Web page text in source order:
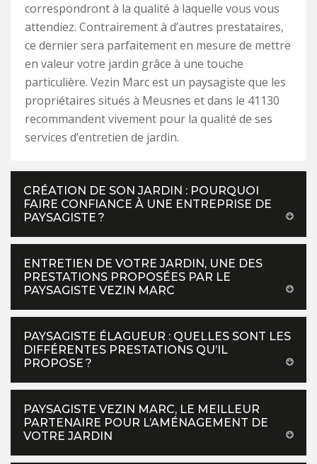
correspondront à la qualité à laquelle vous vous
attendiez. Contrairement à d’autres prestataires,
ce dernier sera parfaitement en mesure de mettre
en valeur votre jardin grâce à une touche
particulière. Vezin Marc est un paysagiste que les
propriétaires situés à Meusnes et dans le 41130
recommandent vivement pour la qualité de ses
services d’entretien de jardin.
CRÉATION DE SON JARDIN : POURQUOI
FAIRE CONFIANCE À UNE ENTREPRISE DE
PAYSAGISTE ?
ENTRETIEN DE VOTRE JARDIN, UNE DES
PRESTATIONS PROPOSÉES PAR LE
PAYSAGISTE VEZIN MARC
PAYSAGISTE ÉLAGUEUR : QUELLES SONT LES
DIFFÉRENTES PRESTATIONS QU’IL
PROPOSE ?
PAYSAGISTE VEZIN MARC, LE MEILLEUR
PARTENAIRE POUR L’AMÉNAGEMENT DE
VOTRE JARDIN